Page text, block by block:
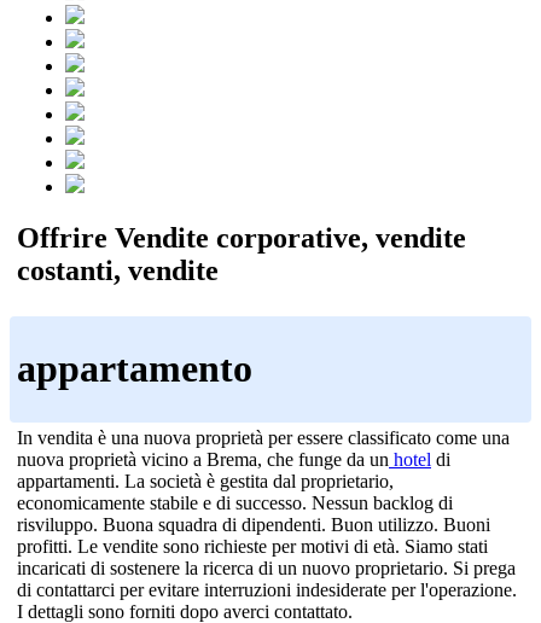
Offrire Vendite corporative, vendite
costanti, vendite
appartamento
In vendita è una nuova proprietà per essere classificato come una
nuova proprietà vicino a Brema, che funge da un hotel di
appartamenti. La società è gestita dal proprietario,
economicamente stabile e di successo. Nessun backlog di
risviluppo. Buona squadra di dipendenti. Buon utilizzo. Buoni
profitti. Le vendite sono richieste per motivi di età. Siamo stati
incaricati di sostenere la ricerca di un nuovo proprietario. Si prega
di contattarci per evitare interruzioni indesiderate per l'operazione.
I dettagli sono forniti dopo averci contattato.